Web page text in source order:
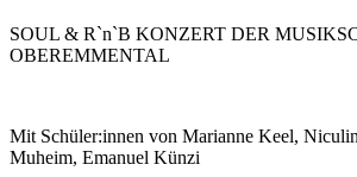
SOUL & R`n`B KONZERT DER
OBEREMMENTAL
Mit Schüler:innen von Marianne Keel,
Muheim, Emanuel Künzi